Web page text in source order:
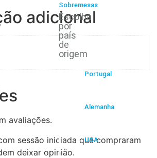
Sobremesas
Escolha
por
país
de
origem
Portugal
Alemanha
USA
adicional
avaliações.
sessão iniciada que compraram
deixar opinião.